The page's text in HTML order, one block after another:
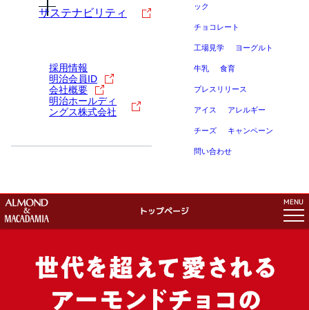
サステナビリティ
採用情報
明治会員ID
会社概要
明治ホールディ
ングス株式会社
ック
チョコレート
工場見学 ヨーグルト
牛乳 食育
プレスリリース
アイス アレルギー
チーズ キャンペーン
問い合わせ
トップページ
MENU
アーモンドチョコのこだわり